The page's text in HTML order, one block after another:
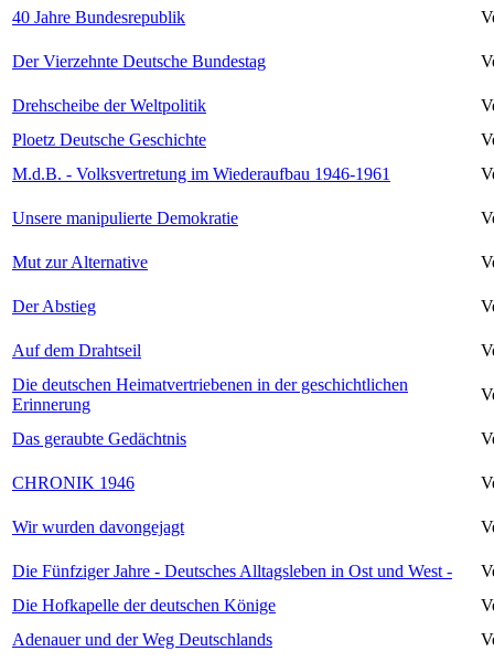
40 Jahre Bundesrepublik
Der Vierzehnte Deutsche Bundestag
Drehscheibe der Weltpolitik
Ploetz Deutsche Geschichte
M.d.B. - Volksvertretung im Wiederaufbau 1946-1961
Unsere manipulierte Demokratie
Mut zur Alternative
Der Abstieg
Auf dem Drahtseil
Die deutschen Heimatvertriebenen in der geschichtlichen
Erinnerung
Das geraubte Gedächtnis
CHRONIK 1946
Wir wurden davongejagt
Die Fünfziger Jahre - Deutsches Alltagsleben in Ost und West -
Die Hofkapelle der deutschen Könige
Adenauer und der Weg Deutschlands